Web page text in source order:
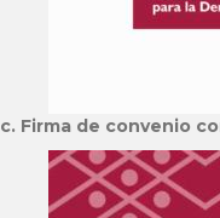
c. Firma de convenio